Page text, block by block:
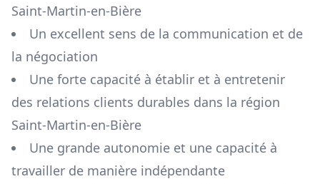
Saint-Martin-en-Bière
Un excellent sens de la communication et de
la négociation
Une forte capacité à établir et à entretenir
des relations clients durables dans la région
Saint-Martin-en-Bière
Une grande autonomie et une capacité à
travailler de manière indépendante